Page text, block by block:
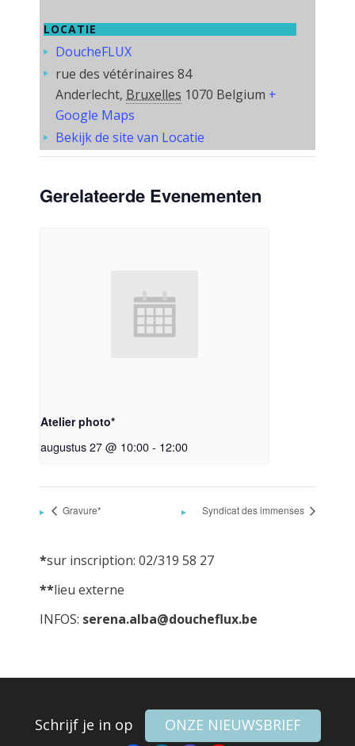
LOCATIE
DoucheFLUX
rue des vétérinaires 84
Anderlecht, Bruxelles 1070 Belgium +
Google Maps
Bekijk de site van Locatie
Gerelateerde Evenementen
Atelier photo*
augustus 27 @ 10:00- 12:00
Gravure* Syndicat des immenses
*sur inscription: 02/319 58 27
**lieu externe
INFOS: serena.alba@doucheflux.be
Schrijf je in op ONZE NIEUWSBRIEF